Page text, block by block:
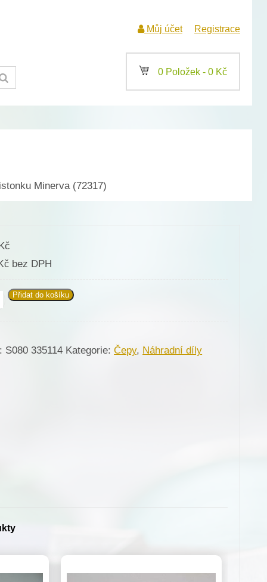
Můj účet Registrace
a 0 Položek - 0 Kč
Minerva (72317)
bez DPH
Přidat do košíku
S080 335114 Kategorie:Čepy, Náhradní díly